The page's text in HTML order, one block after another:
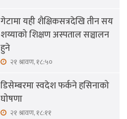
गेटामा यही शैक्षिकसत्रदेखि तीन सय
शय्याको शिक्षण अस्पताल सञ्चालन
हुने
२१ श्रावण, १८:५०
डिसेम्बरमा स्वदेश फर्कने हसिनाको
घोषणा
२१ श्रावण, १८:११